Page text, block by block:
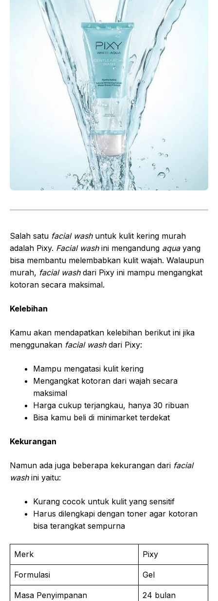
Salah satu facial wash untuk kulit kering murah
adalah Pixy. Facial washini mengandung aquayang
bisa membantu melembabkan kulit wajah. Walaupun
murah, facial washdari Pixy ini mampu mengangkat
kotoran secara maksimal.
Kelebihan
Kamu akan mendapatkan kelebihan berikut ini jika
menggunakan facial washdari Pixy:
Mampu mengatasi kulit kering
Mengangkat kotoran dari wajah secara
maksimal
Harga cukup terjangkau, hanya 30 ribuan
Bisa kamu beli di minimarket terdekat
Kekurangan
Namun ada juga beberapa kekurangan dari facial
washini yaitu:
Kurang cocok untuk kulit yang sensitif
Harus dilengkapi dengan toner agar kotoran
bisa terangkat sempurna
Merk Pixy
Formulasi Gel
Masa Penyimpanan 24 bulan